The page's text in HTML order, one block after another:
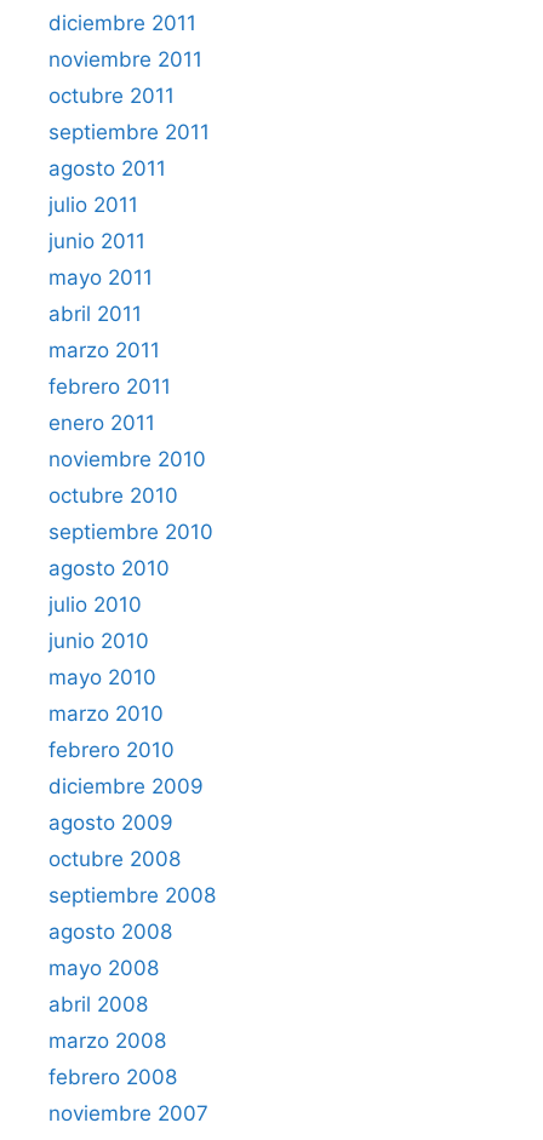
diciembre 2011
noviembre 2011
octubre 2011
septiembre 2011
agosto 2011
julio 2011
junio 2011
mayo 2011
abril 2011
marzo 2011
febrero 2011
enero 2011
noviembre 2010
octubre 2010
septiembre 2010
agosto 2010
julio 2010
junio 2010
mayo 2010
marzo 2010
febrero 2010
diciembre 2009
agosto 2009
octubre 2008
septiembre 2008
agosto 2008
mayo 2008
abril 2008
marzo 2008
febrero 2008
noviembre 2007